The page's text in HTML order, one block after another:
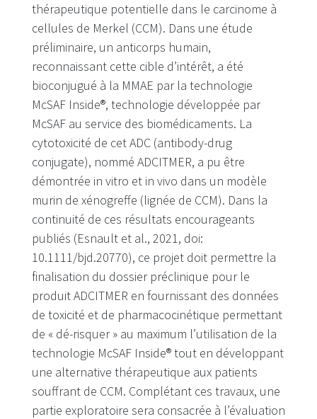
thérapeutique potentielle dans le carcinome à
cellules de Merkel (CCM). Dans une étude
préliminaire, un anticorps humain,
reconnaissant cette cible d’intérêt, a été
bioconjugué à la MMAE par la technologie
McSAF Inside®, technologie développée par
McSAF au service des biomédicaments. La
cytotoxicité de cet ADC (antibody-drug
conjugate), nommé ADCITMER, a pu être
démontrée in vitro et in vivo dans un modèle
murin de xénogreffe (lignée de CCM). Dans la
continuité de ces résultats encourageants
publiés (Esnault et al., 2021, doi:
10.1111/bjd.20770), ce projet doit permettre la
finalisation du dossier préclinique pour le
produit ADCITMER en fournissant des données
de toxicité et de pharmacocinétique permettant
de « dé-risquer » au maximum l’utilisation de la
technologie McSAF Inside® tout en développant
une alternative thérapeutique aux patients
souffrant de CCM. Complétant ces travaux, une
partie exploratoire sera consacrée à l’évaluation